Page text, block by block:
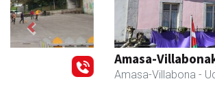
Amasa-Villabonako Udala
Amasa-Villabona - Udaletxeak
Previous